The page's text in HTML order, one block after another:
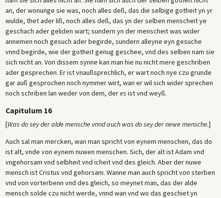
an, der wonunge sie was, noch alles deß, das die selbige gotheit yn yr
wulde, thet ader liß, noch alles deß, das yn der selben menscheit ye
geschach ader geliden wart; sundern yn der menscheit was wider
annemen noch gesuch ader begirde, sundern alleyne eyn gesuche
vnnd begirde, wie der gotheit genug geschee, vnd des selben nam sie
sich nicht an. Von dissem synne kan man hie nu nicht mere geschriben
ader gesprechen. Er ist vnaußsprechlich, er wart noch nye czu grunde
gar auß gesprochen noch nymmer wirt, wan er wil sich wider sprechen
noch schriben lan weder von dem, deres ist vnd weyß.
Capitulum 16
[Was do sey der alde mensche vnnd auch was do sey der newe mensche.]
Auch sal man mercken, wan man spricht von eynem menschen, das do
ist alt, vnde von eynem nuwen menschen. Sich, der alt ist Adam vnd
vngehorsam vnd selbheit vnd icheit vnd des gleich. Aber der nuwe
mensch ist Cristus vnd gehorsam. Wanne man auch spricht von sterben
vnd von vorterbenn vnd des gleich, so meynet man, das der alde
mensch solde czu nicht werde, vnnd wan vnd wo das geschiet yn